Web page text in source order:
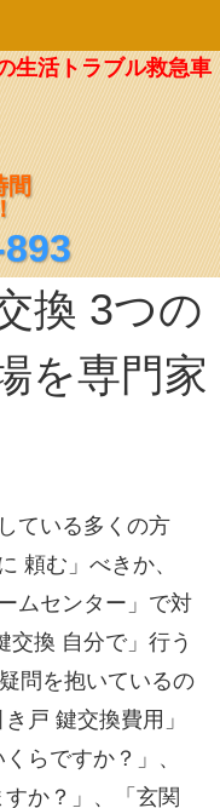
生活トラブル救急車
間
換 3つの
を専門家
ている多くの方
頼む」べきか、
ムセンター」で対
交換 自分で」行う
問を抱いているの
戸 鍵交換費用」
らですか？」、
すか？」、「玄関